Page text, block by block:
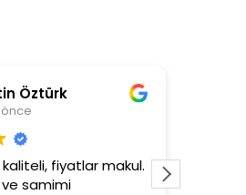
Asli Ersoy
3+1 evin kagidini kapataslak
tutar